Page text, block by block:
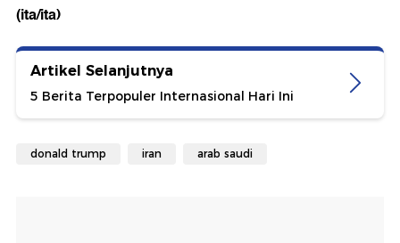
(ita/ita)
Artikel Selanjutnya
5 Berita Terpopuler Internasional Hari Ini
donald trump iran arab saudi